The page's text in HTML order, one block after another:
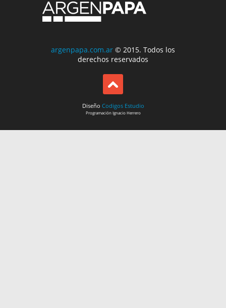
argenpapa.com.ar © 2015. Todos los
derechos reservados
Diseño Codigos Estudio
ProgramaciónIgnacio Herrero